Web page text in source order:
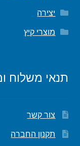
יצירה
מוצרי קיץ
תנאי משלוח
צור קשר
תקנון החברה